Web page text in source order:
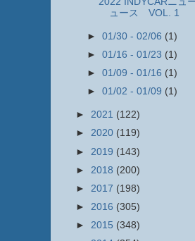
ュース VOL. 1
► 01/30 - 02/06 (1)
► 01/16 - 01/23 (1)
► 01/09 - 01/16 (1)
► 01/02 - 01/09 (1)
► 2021 (122)
► 2020 (119)
► 2019 (143)
► 2018 (200)
► 2017 (198)
► 2016 (305)
► 2015 (348)